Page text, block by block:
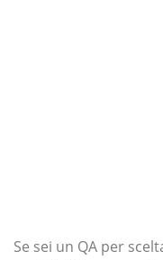
Se sei un QA per